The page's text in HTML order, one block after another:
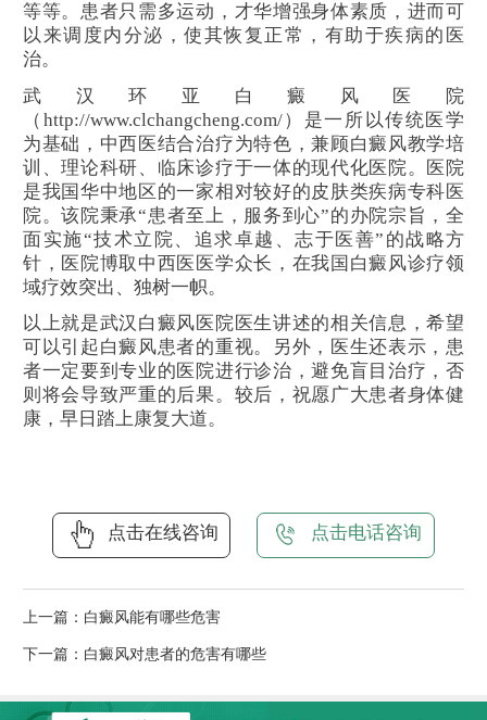
等等。患者只需多运动，才华增强身体素质，进而可
以来调度内分泌，使其恢复正常，有助于疾病的医
治。
武汉环亚白癜风医院
（http://www.clchangcheng.com/）是一所以传统医学
为基础，中西医结合治疗为特色，兼顾白癜风教学培
训、理论科研、临床诊疗于一体的现代化医院。医院
是我国华中地区的一家相对较好的皮肤类疾病专科医
院。该院秉承“患者至上，服务到心”的办院宗旨，全
面实施“技术立院、追求卓越、志于医善”的战略方
针，医院博取中西医医学众长，在我国白癜风诊疗领
域疗效突出、独树一帜。
以上就是武汉白癜风医院医生讲述的相关信息，希望
可以引起白癜风患者的重视。另外，医生还表示，患
者一定要到专业的医院进行诊治，避免盲目治疗，否
则将会导致严重的后果。较后，祝愿广大患者身体健
康，早日踏上康复大道。
点击在线咨询 点击电话咨询
上一篇： 白癜风能有哪些危害
下一篇： 白癜风对患者的危害有哪些